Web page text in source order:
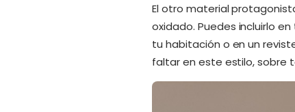
El otro material
oxidado. Puedes incluirlo
tu habitación o en un
faltar en este estilo, sobre